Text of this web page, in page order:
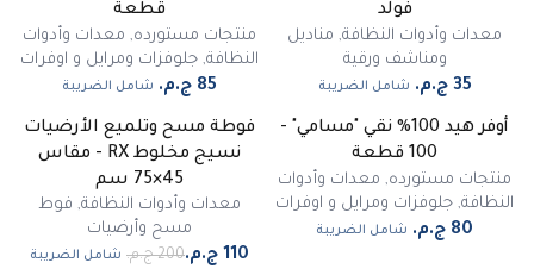
فولد
معدات وأدوات النظافة, مناديل
ومناشف ورقية
شامل الضريبة
قطعة
منتجات مستورده, معدات وأدوات
النظافة, جلوفزات ومرايل و اوفرات
شامل الضريبة
أوفر هيد 100% نقي "مسامي" -
100 قطعة
منتجات مستورده, معدات وأدوات
النظافة, جلوفزات ومرايل و اوفرات
شامل الضريبة
%
فوطة مسح وتلميع الأرضيات
نسيج مخلوط RX - مقاس
45×75 سم
معدات وأدوات النظافة, فوط
مسح وأرضيات
شامل الضريبة